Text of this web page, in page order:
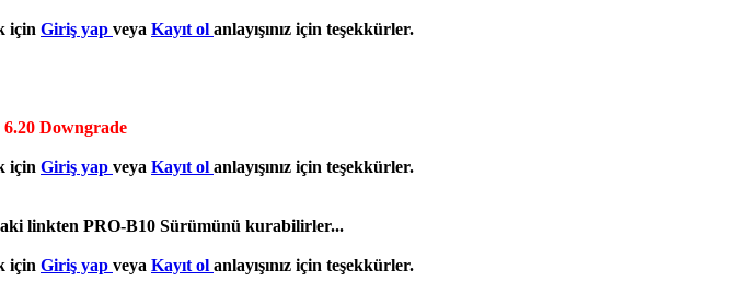
için Giriş yap veya Kayıt ol anlayışınız için teşekkürler.
Downgrade
için Giriş yap veya Kayıt ol anlayışınız için teşekkürler.
linkten PRO-B10 Sürümünü kurabilirler...
için Giriş yap veya Kayıt ol anlayışınız için teşekkürler.